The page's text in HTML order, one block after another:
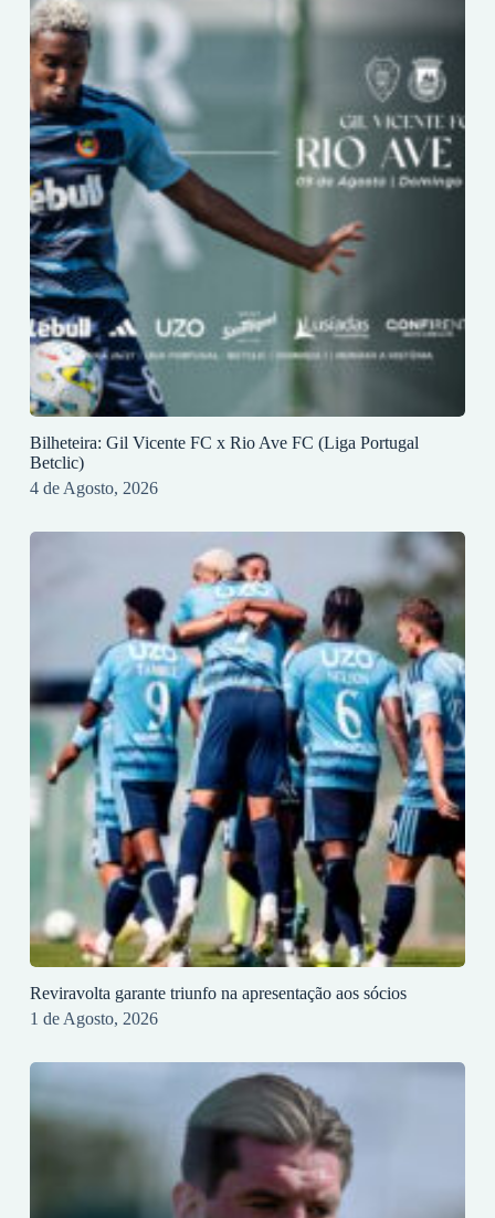
Bilheteira: Gil Vicente FC x Rio Ave FC (Liga Portugal
Betclic)
4 de Agosto, 2026
Reviravolta garante triunfo na apresentação aos sócios
1 de Agosto, 2026